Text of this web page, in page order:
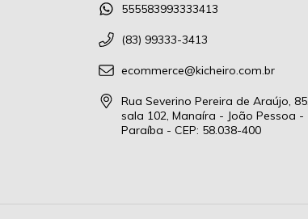
555583993333413
(83) 99333-3413
ecommerce@kicheiro.com.br
Rua Severino Pereira de Araújo, 85,
sala 102, Manaíra - João Pessoa -
Paraíba - CEP: 58.038-400